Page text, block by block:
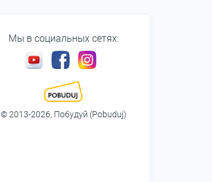
Мы в социальных сетях:
© 2013-2026, Побудуй (Pobuduj)